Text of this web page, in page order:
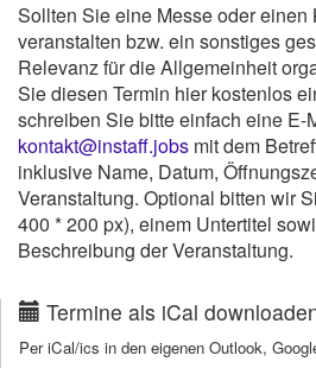
Sollten Sie eine Messe oder einen
veranstalten bzw. ein sonstiges
Relevanz für die Allgemeinheit
Sie diesen Termin hier kostenlos
schreiben Sie bitte einfach eine E-
kontakt@instaff.jobs mit dem
inklusive Name, Datum,
Veranstaltung. Optional bitten wir
400 * 200 px), einem Untertitel
Beschreibung der Veranstaltung.
Termine als iCal
Per iCal/ics in den eigenen Outlook,